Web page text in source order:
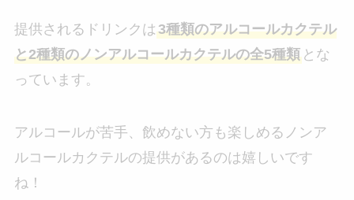
提供されるドリンクは3種類のアルコールカクテル
と2種類のノンアルコールカクテルの全5種類とな
っています。
アルコールが苦手、飲めない方も楽しめるノンア
ルコールカクテルの提供があるのは嬉しいです
ね！